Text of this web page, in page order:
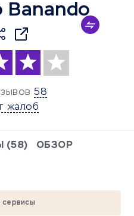
Banando
58
жалоб
(58) ОБЗОР